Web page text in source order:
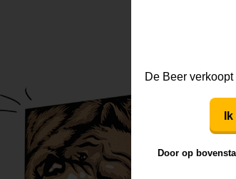
De Beer
Door op